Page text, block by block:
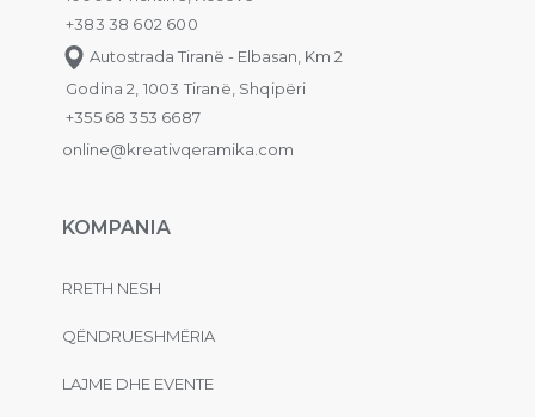
+383 38 602 600
Autostrada Tiranë - Elbasan, Km 2
Godina 2, 1003 Tiranë, Shqipëri
+355 68 353 6687
online@kreativqeramika.com
KOMPANIA
RRETH NESH
QËNDRUESHMËRIA
LAJME DHE EVENTE